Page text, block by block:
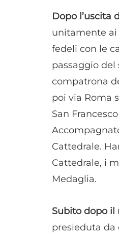
Dopo l’uscita
unitamente ai
fedeli con le
passaggio
compatrona
poi via Roma
San
Cattedrale.
Cattedrale, i
Medaglia.
Subito dopo il
presieduta da